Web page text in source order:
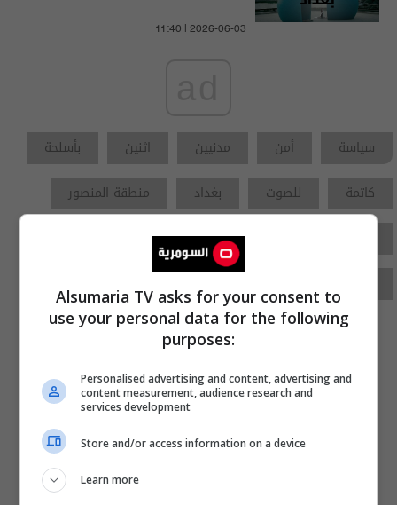
11:40 | 2026-06-03
سياسة أمن مدنيين اثنين
بأسلحة
كاتمة
للصوت بغداد
منطقة المنصور
سومرية نيوز
Alsumaria TV asks for your consent to
use your personal data for the following
purposes:
Personalised advertising and content, advertising and
content measurement, audience research and
services development
Store and/or access information on a device
Learn more